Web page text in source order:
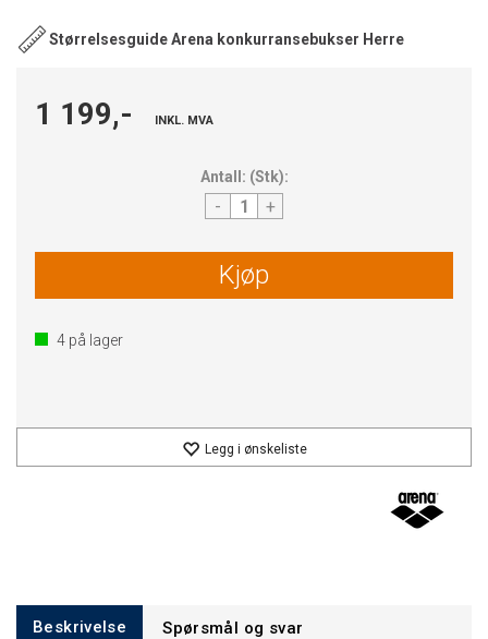
Størrelsesguide Arena konkurransebukser Herre
1 199,- INKL. MVA
Antall: (Stk):
- +
Kjøp
4 på lager
Legg i ønskeliste
Beskrivelse Spørsmål og svar